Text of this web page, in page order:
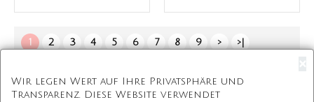
1 2 3 4 5 6 7 8 9 > >|
Wir legen Wert auf Ihre Privatsphäre und
Transparenz. Diese Website verwendet